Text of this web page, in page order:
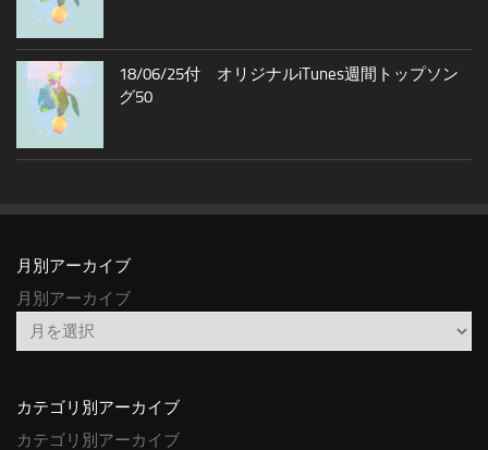
18/06/25付 オリジナルiTunes週間トップソン
グ50
月別アーカイブ
月別アーカイブ
カテゴリ別アーカイブ
カテゴリ別アーカイブ